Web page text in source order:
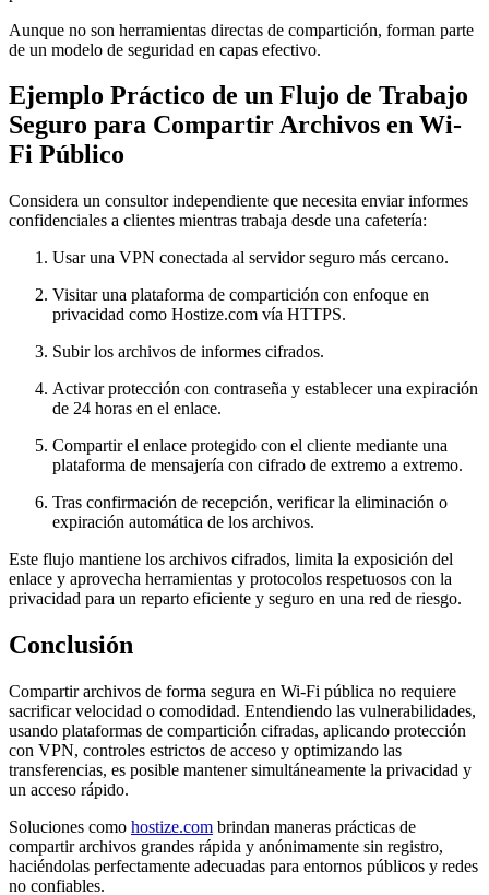
Aunque no son herramientas directas de compartición, forman parte
de un modelo de seguridad en capas efectivo.
Ejemplo Práctico de un Flujo de Trabajo
Seguro para Compartir Archivos en Wi-
Fi Público
Considera un consultor independiente que necesita enviar informes
confidenciales a clientes mientras trabaja desde una cafetería:
Usar una VPN conectada al servidor seguro más cercano.
Visitar una plataforma de compartición con enfoque en
privacidad como Hostize.com vía HTTPS.
Subir los archivos de informes cifrados.
Activar protección con contraseña y establecer una expiración
de 24 horas en el enlace.
Compartir el enlace protegido con el cliente mediante una
plataforma de mensajería con cifrado de extremo a extremo.
Tras confirmación de recepción, verificar la eliminación o
expiración automática de los archivos.
Este flujo mantiene los archivos cifrados, limita la exposición del
enlace y aprovecha herramientas y protocolos respetuosos con la
privacidad para un reparto eficiente y seguro en una red de riesgo.
Conclusión
Compartir archivos de forma segura en Wi-Fi pública no requiere
sacrificar velocidad o comodidad. Entendiendo las vulnerabilidades,
usando plataformas de compartición cifradas, aplicando protección
con VPN, controles estrictos de acceso y optimizando las
transferencias, es posible mantener simultáneamente la privacidad y
un acceso rápido.
Soluciones como hostize.com brindan maneras prácticas de
compartir archivos grandes rápida y anónimamente sin registro,
haciéndolas perfectamente adecuadas para entornos públicos y redes
no confiables.